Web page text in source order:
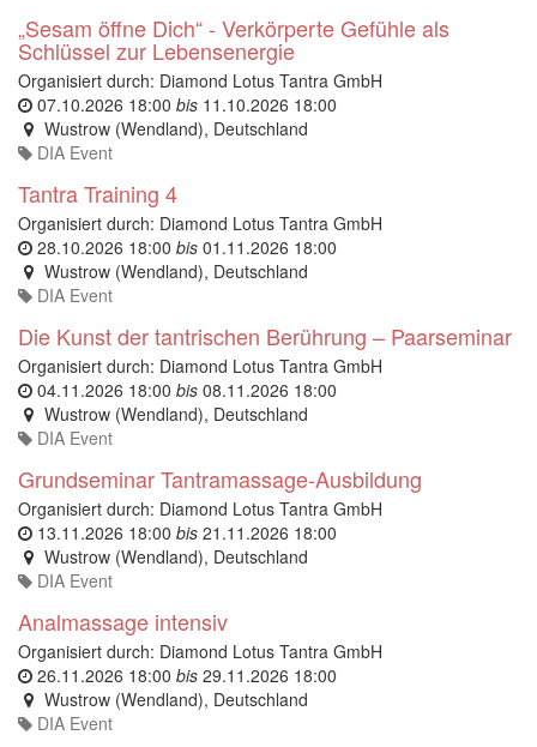
„Sesam öffne Dich“ - Verkörperte Gefühle als
Schlüssel zur Lebensenergie
Organisiert durch: Diamond Lotus Tantra GmbH
07.10.2026 18:00 bis 11.10.2026 18:00
Wustrow (Wendland), Deutschland
DIA Event
Tantra Training 4
Organisiert durch: Diamond Lotus Tantra GmbH
28.10.2026 18:00 bis 01.11.2026 18:00
Wustrow (Wendland), Deutschland
DIA Event
Die Kunst der tantrischen Berührung – Paarseminar
Organisiert durch: Diamond Lotus Tantra GmbH
04.11.2026 18:00 bis 08.11.2026 18:00
Wustrow (Wendland), Deutschland
DIA Event
Grundseminar Tantramassage-Ausbildung
Organisiert durch: Diamond Lotus Tantra GmbH
13.11.2026 18:00 bis 21.11.2026 18:00
Wustrow (Wendland), Deutschland
DIA Event
Analmassage intensiv
Organisiert durch: Diamond Lotus Tantra GmbH
26.11.2026 18:00 bis 29.11.2026 18:00
Wustrow (Wendland), Deutschland
DIA Event